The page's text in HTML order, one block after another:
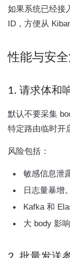
如果系统已经接
ID，方便从
性能与安
1. 请求体和
默认不要采集
特定路由临时开
风险包括：
敏感信息泄
日志量暴增。
Kafka 和
大 body 影